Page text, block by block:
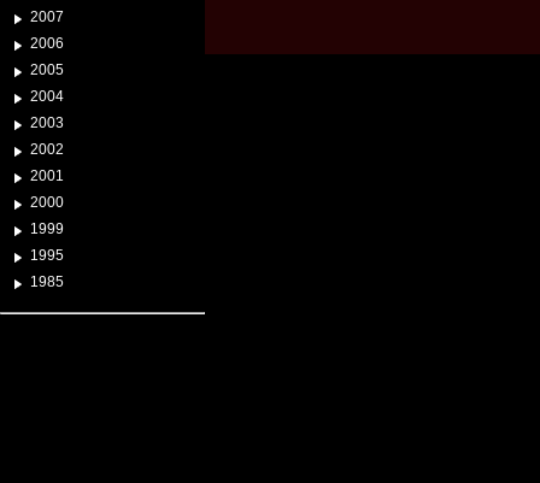
2007
2006
2005
2004
2003
2002
2001
2000
1999
1995
1985